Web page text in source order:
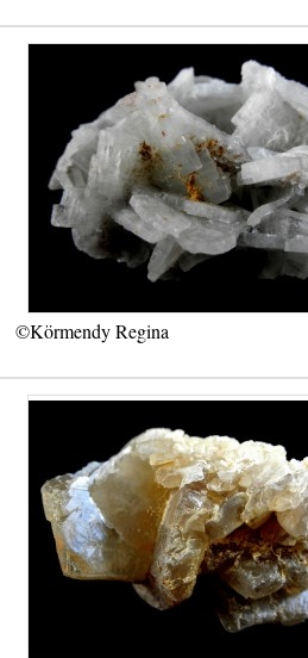
©Körmendy Regina